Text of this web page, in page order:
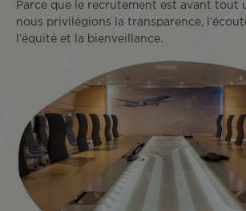
Parce que le recrutement est avant tout
nous privilégions la transparence,
l’équité et la bienveillance.